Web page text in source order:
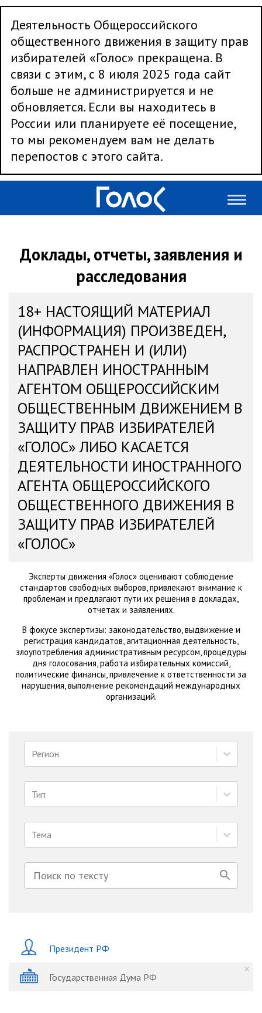
Деятельность Общероссийского
общественного движения в защиту прав
избирателей «Голос» прекращена. В
связи с этим, с 8 июля 2025 года сайт
больше не администрируется и не
обновляется. Если вы находитесь в
России или планируете её посещение,
то мы рекомендуем вам не делать
перепостов с этого сайта.
Доклады, отчеты, заявления и
расследования
18+ НАСТОЯЩИЙ МАТЕРИАЛ
(ИНФОРМАЦИЯ) ПРОИЗВЕДЕН,
РАСПРОСТРАНЕН И (ИЛИ)
НАПРАВЛЕН ИНОСТРАННЫМ
АГЕНТОМ ОБЩЕРОССИЙСКИМ
ОБЩЕСТВЕННЫМ ДВИЖЕНИЕМ В
ЗАЩИТУ ПРАВ ИЗБИРАТЕЛЕЙ
«ГОЛОС» ЛИБО КАСАЕТСЯ
ДЕЯТЕЛЬНОСТИ ИНОСТРАННОГО
АГЕНТА ОБЩЕРОССИЙСКОГО
ОБЩЕСТВЕННОГО ДВИЖЕНИЯ В
ЗАЩИТУ ПРАВ ИЗБИРАТЕЛЕЙ
«ГОЛОС»
Эксперты движения «Голос» оценивают соблюдение
стандартов свободных выборов, привлекают внимание к
проблемам и предлагают пути их решения в докладах,
отчетах и заявлениях.
В фокусе экспертизы: законодательство, выдвижение и
регистрация кандидатов, агитационная деятельность,
злоупотребления административным ресурсом, процедуры
дня голосования, работа избирательных комиссий,
политические финансы, привлечение к ответственности за
нарушения, выполнение рекомендаций международных
организаций.
Регион
Тип
Тема
Президент РФ
Государственная Дума РФ